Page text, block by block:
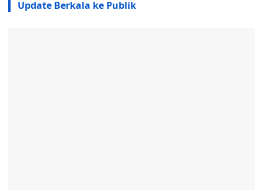
Update Berkala ke Publik